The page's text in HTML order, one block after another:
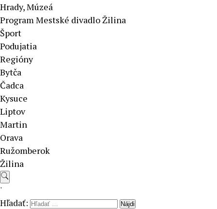
Hrady, Múzeá
Program Mestské divadlo Žilina
Šport
Podujatia
Regióny
Bytča
Čadca
Kysuce
Liptov
Martin
Orava
Ružomberok
Žilina
'
Hľadať: